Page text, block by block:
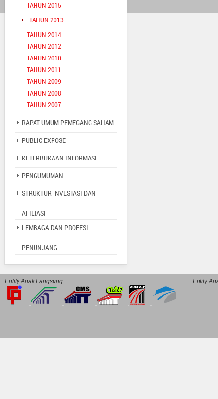
TAHUN 2015
TAHUN 2013
TAHUN 2014
TAHUN 2012
TAHUN 2010
TAHUN 2011
TAHUN 2009
TAHUN 2008
TAHUN 2007
RAPAT UMUM PEMEGANG SAHAM
PUBLIC EXPOSE
KETERBUKAAN INFORMASI
PENGUMUMAN
STRUKTUR INVESTASI DAN
AFILIASI
LEMBAGA DAN PROFESI
PENUNJANG
Entity Anak Langsung Entity